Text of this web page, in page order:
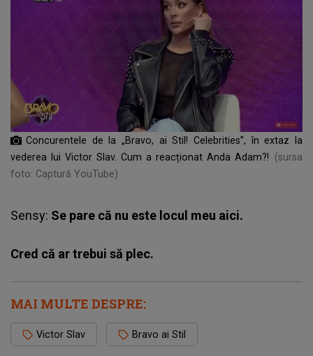
Concurentele de la „Bravo, ai Stil! Celebrities”, în extaz la
vederea lui Victor Slav. Cum a reacționat Anda Adam?!
(sursa
foto: Captură YouTube)
Sensy: Se pare că nu este locul meu aici.
Cred că ar trebui să plec.
MAI MULTE DESPRE:
Victor Slav Bravo ai Stil